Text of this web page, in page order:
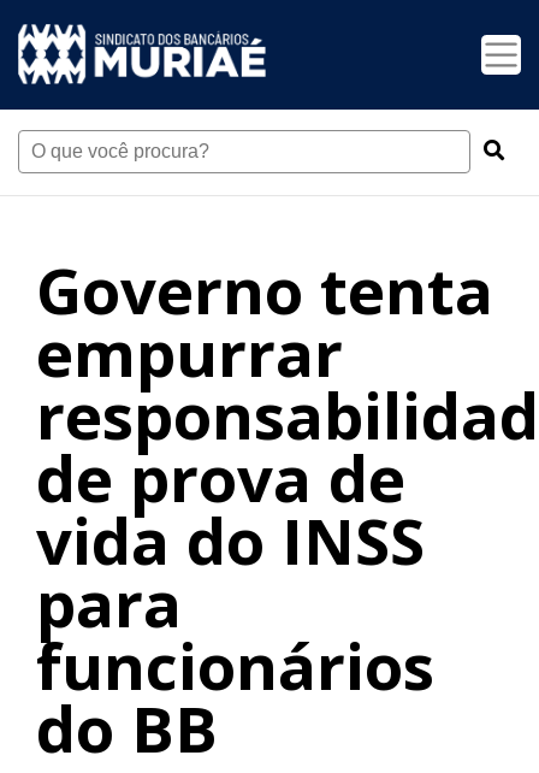
Governo tenta
empurrar
de prova de
vida do INSS
para
funcionários
do BB